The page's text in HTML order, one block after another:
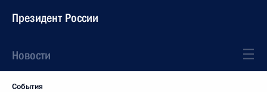
Президент России
Новости
События